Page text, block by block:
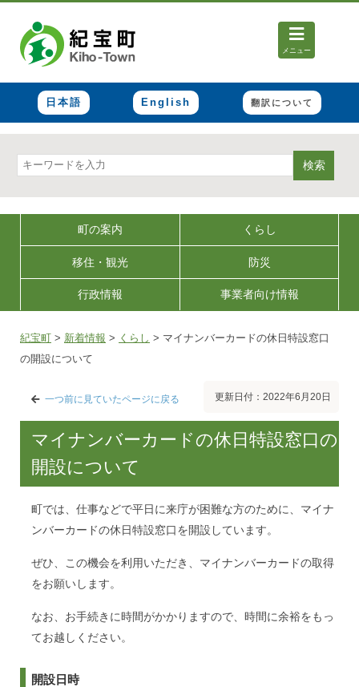
メニュー
日本語 English 翻訳について
検索
町の案内 くらし
移住・観光 防災
行政情報 事業者向け情報
紀宝町 > 新着情報 > くらし > マイナンバーカードの休日特設窓口
の開設について
一つ前に見ていたページに戻る 更新日付：2022年6月20日
マイナンバーカードの休日特設窓口の
開設について
町では、仕事などで平日に来庁が困難な方のために、マイナ
ンバーカードの休日特設窓口を開設しています。
ぜひ、この機会を利用いただき、マイナンバーカードの取得
をお願いします。
なお、お手続きに時間がかかりますので、時間に余裕をもっ
てお越しください。
開設日時